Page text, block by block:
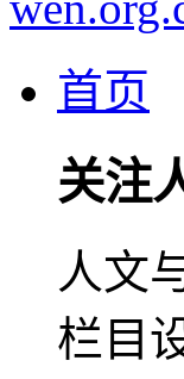
首页
关注
人文
栏目